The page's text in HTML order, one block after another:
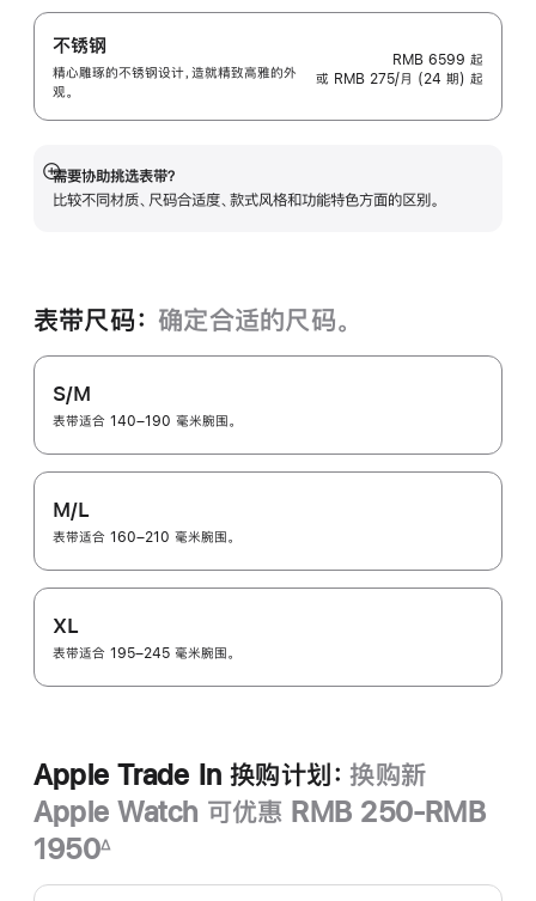
不锈钢
精心雕琢的不锈钢设计，造就精致高雅的外
观。
RMB 6599 起
或 RMB 275/月 (24 期) 起
需要协助挑选表带？
比较不同材质、尺码合适度、款式风格和功能特色方面的区别。
展
开
表带尺码： 确定合适的尺码。
S/M
表带适合 140–190 毫米腕围。
M/L
表带适合 160–210 毫米腕围。
XL
表带适合 195–245 毫米腕围。
Apple Trade In 换购计划： 换购新
Apple Watch 可优惠 RMB 250-RMB
1950
注
∆
Apple